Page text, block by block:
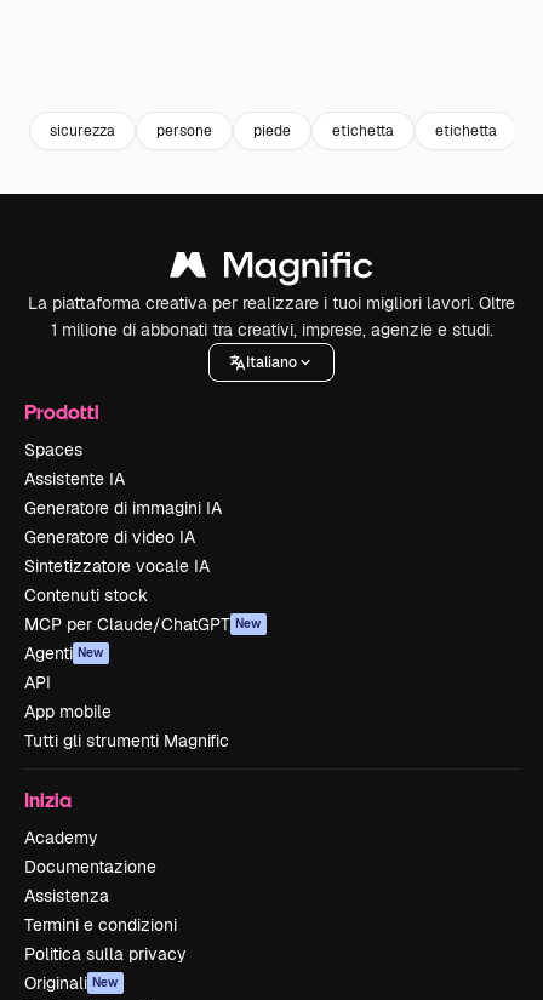
sicurezza persone piede etichetta etichetta
La piattaforma creativa per realizzare i tuoi migliori lavori. Oltre
1 milione di abbonati tra creativi, imprese, agenzie e studi.
Italiano
Prodotti
Spaces
Assistente IA
Generatore di immagini IA
Generatore di video IA
Sintetizzatore vocale IA
Contenuti stock
MCP per Claude/ChatGPT New
Agenti New
API
App mobile
Tutti gli strumenti Magnific
Inizia
Academy
Documentazione
Assistenza
Termini e condizioni
Politica sulla privacy
Originali New